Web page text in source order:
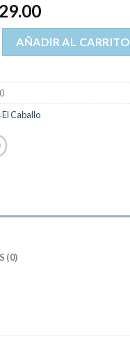
29.00
cantidad
AÑADIR AL CARRITO
El Caballo
(0)